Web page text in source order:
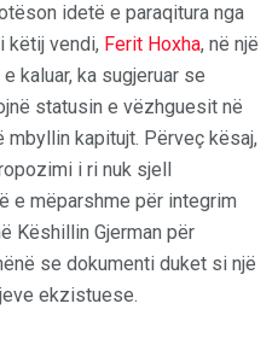
idetë e paraqitura nga
këtij vendi, Ferit Hoxha, në një
kaluar, ka sugjeruar se
statusin e vëzhguesit në
mbyllin kapitujt. Përveç kësaj,
i ri nuk sjell
e mëparshme për integrim
Këshillin Gjerman për
se dokumenti duket si një
ekzistuese.